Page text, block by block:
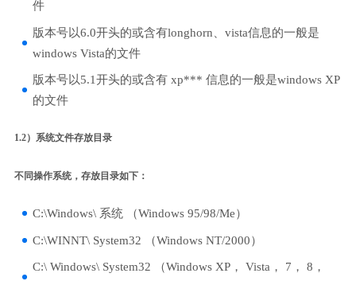
件
版本号以6.0开头的或含有longhorn、vista信息的一般是
windows Vista的文件
版本号以5.1开头的或含有 xp*** 信息的一般是windows XP
的文件
1.2）系统文件存放目录
不同操作系统，存放目录如下：
C:\Windows\ 系统 （Windows 95/98/Me）
C:\WINNT\ System32 （Windows NT/2000）
C:\ Windows\ System32 （Windows XP， Vista， 7， 8，